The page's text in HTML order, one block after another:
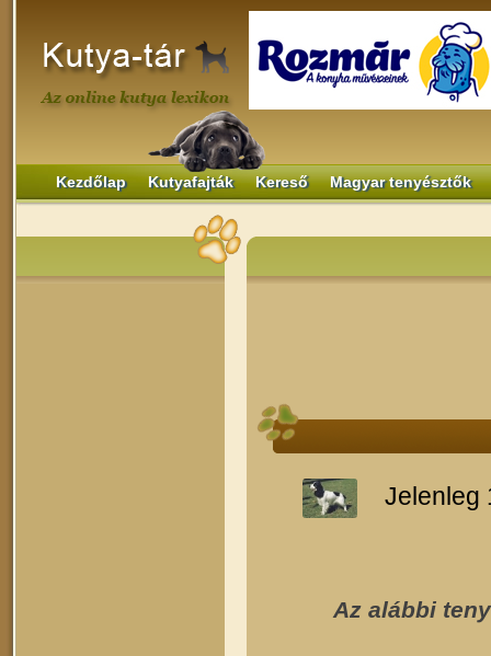
Kezdőlap Kutyafajták Kereső Magyar tenyésztők
Jelenleg
Az alábbi